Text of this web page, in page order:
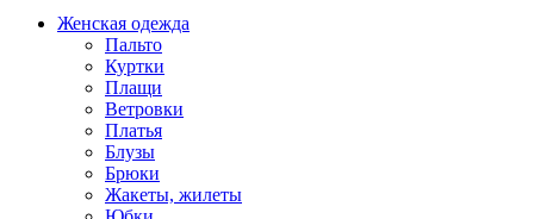
Женская одежда
Пальто
Куртки
Плащи
Ветровки
Платья
Блузы
Брюки
Жакеты, жилеты